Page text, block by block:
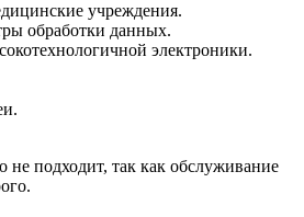
учреждения.
обработки данных.
электроники.
подходит, так как обслуживание